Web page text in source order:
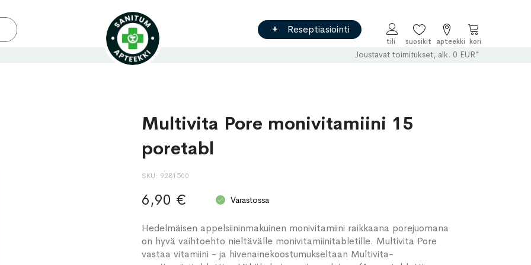
Reseptiasiointi
Ostoskori
Joustavat toimitukset, alk. 0 EUR*
Multivita Pore monivitamiini 15
poretabl
SKU 9281500
6,90 € Varastossa
Hedelmäisen appelsiininmakuinen monivitamiini raikkaana porejuomana
on hyvä vaihtoehto nieltävälle monivitamiinitabletille. Multivita Pore
vastaa vitamiini - ja hivenainekoostumukseltaan Multivita-